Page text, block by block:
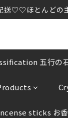
ほとんどの主
ほとんどの主
mail,  please
ほとんどの主
五行の
sticks お香